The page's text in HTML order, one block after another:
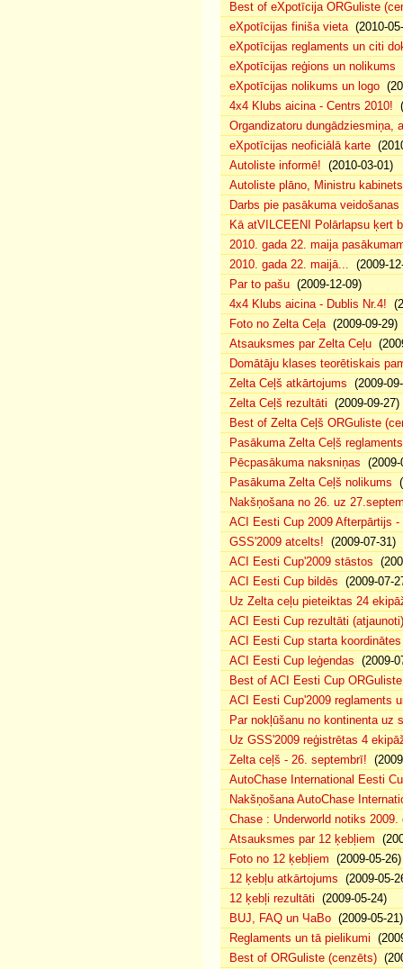
Best of eXpotīcija ORGuliste
eXpotīcijas finiša vieta(2010-
eXpotīcijas reglaments un citi
eXpotīcijas reģions un nolikums
eXpotīcijas nolikums un logo
4x4 Klubs aicina - Centrs 2010!
Organdizatoru dungādziesmiņa,
eXpotīcijas neoficiālā karte
Autoliste informē! (2010-03-01)
Autoliste plāno, Ministru
Darbs pie pasākuma
Kā atVILCEENI Polārlapsu ķert
2010. gada 22. maija
2010. gada 22. maijā... (2009-
Par to pašu (2009-12-09)
4x4 Klubs aicina - Dublis Nr.4!
Foto no Zelta Ceļa(2009-09-29)
Atsauksmes par Zelta Ceļu
Domātāju klases teorētiskais
Zelta Ceļš atkārtojums (2009-
Zelta Ceļš rezultāti (2009-09-27)
Best of Zelta Ceļš ORGuliste
Pasākuma Zelta Ceļš reglaments
Pēcpasākuma naksniņas (2009-
Pasākuma Zelta Ceļš nolikums
Nakšņošana no 26. uz
ACI Eesti Cup 2009 Afterpārtijs -
GSS'2009 atcelts! (2009-07-31)
ACI Eesti Cup'2009 stāstos
ACI Eesti Cup bildēs (2009-07-
Uz Zelta ceļu pieteiktas 24
ACI Eesti Cup rezultāti (atjaunoti)
ACI Eesti Cup starta koordinātes
ACI Eesti Cup leģendas (2009-
Best of ACI Eesti Cup
ACI Eesti Cup'2009 reglaments
Par nokļūšanu no kontinenta uz
Uz GSS'2009 reģistrētas 4
Zelta ceļš - 26. septembrī!
AutoChase International Eesti
Nakšņošana AutoChase
Chase : Underworld notiks 2009.
Atsauksmes par 12 ķebļiem
Foto no 12 ķebļiem (2009-05-26)
12 ķebļu atkārtojums (2009-05-
12 ķebļi rezultāti (2009-05-24)
BUJ, FAQ un ЧаВо (2009-05-21)
Reglaments un tā pielikumi
Best of ORGuliste (cenzēts)